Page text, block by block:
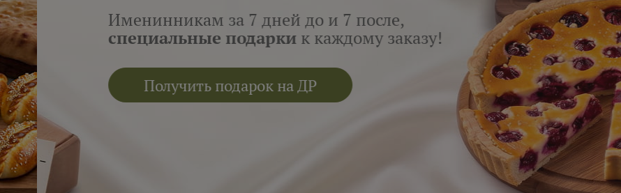
Именинникам за 7 дней до и 7 после,
специальные подаркик каждому заказу!
Получить подарок на ДР